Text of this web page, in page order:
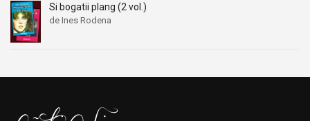
Si bogatii plang (2 vol.)
de Ines Rodena